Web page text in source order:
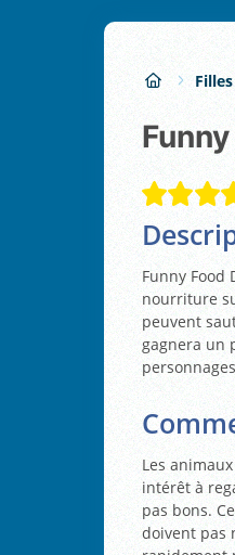
Filles
Funny Food
nourriture
peuvent
gagnera un
Les
intérêt à
pas bons.
doivent pas